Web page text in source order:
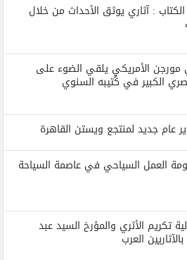
: آثاري يوثق الأحداث من خلال
الأمريكي يلقي الضوء على
الكبير في كُتيبه السنوي
عام جديد لمنتجع ويستن القاهرة
العمل السياحي في عاصمة السياحة
تكريم الأثري والمؤرخ السيد عبد
العرب